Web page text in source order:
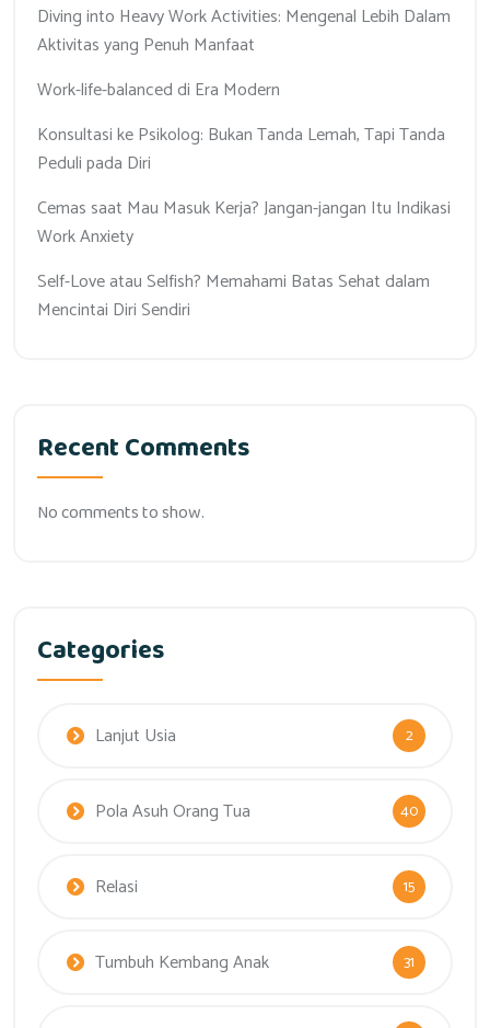
Diving into Heavy Work Activities: Mengenal Lebih Dalam
Aktivitas yang Penuh Manfaat
Work-life-balanced di Era Modern
Konsultasi ke Psikolog: Bukan Tanda Lemah, Tapi Tanda
Peduli pada Diri
Cemas saat Mau Masuk Kerja? Jangan-jangan Itu Indikasi
Work Anxiety
Self-Love atau Selfish? Memahami Batas Sehat dalam
Mencintai Diri Sendiri
Recent Comments
No comments to show.
Categories
Lanjut Usia 2
Pola Asuh Orang Tua 40
Relasi 15
Tumbuh Kembang Anak 31